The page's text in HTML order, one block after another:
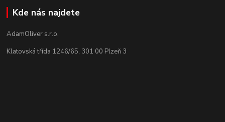
Kde nás najdete
AdamOliver s.r.o.
Klatovská třída 1246/65, 301 00 Plzeň 3